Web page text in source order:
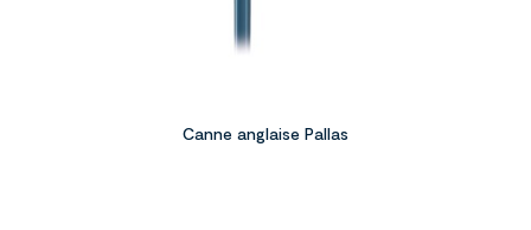
Canne anglaise Pallas